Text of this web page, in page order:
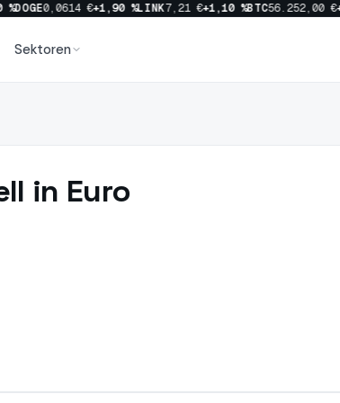
0,0614 €+1,90 %LINK7,21 €+1,10 %BTC56.252,00 €
Sektoren
in Euro